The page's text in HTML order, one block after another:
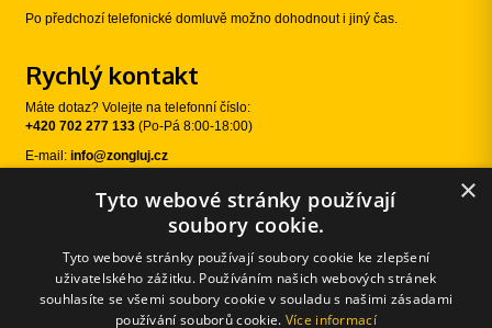
Po předchozí telefonické domluvě možno dohodnout i jiný čas.
Rychlý kontakt
Máte dotaz? Volejte na telefonní číslo:
+420 702 277 133 (Po-Pá 8:00-18:00)
E-mail: info@zongluj.cz
Sledujte nás
×
Tyto webové stránky používají
soubory cookie.
Tyto webové stránky používají soubory cookie ke zlepšení
uživatelského zážitku. Používáním našich webových stránek
souhlasíte se všemi soubory cookie v souladu s našimi zásadami
používání souborů cookie. Více informací